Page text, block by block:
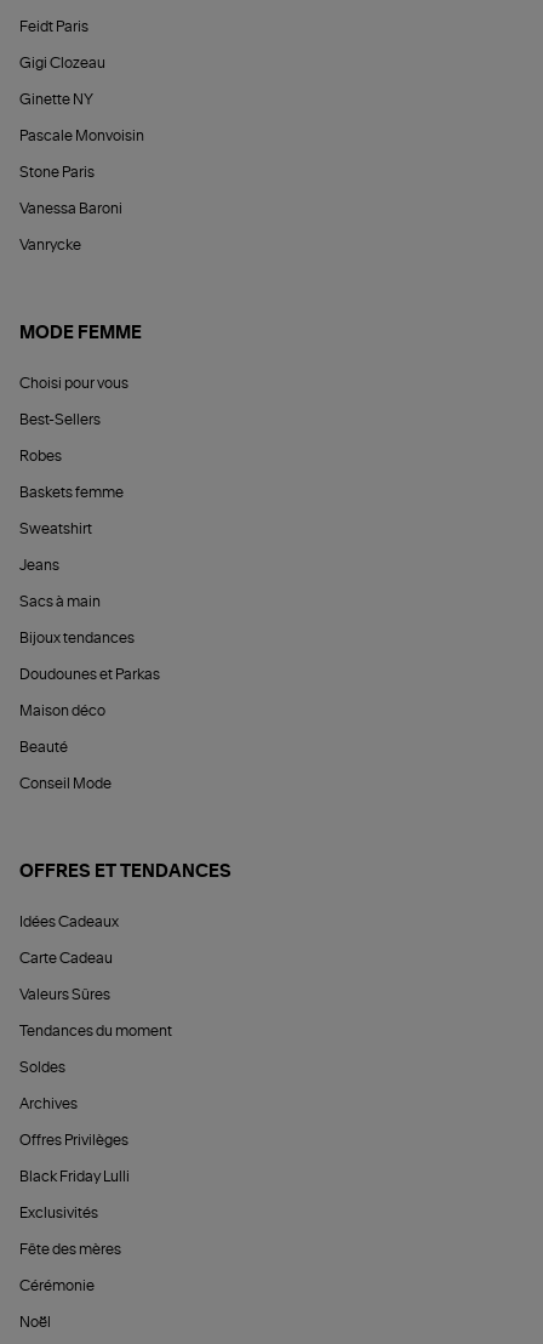
Feidt Paris
Gigi Clozeau
Ginette NY
Pascale Monvoisin
Stone Paris
Vanessa Baroni
Vanrycke
MODE FEMME
Choisi pour vous
Best-Sellers
Robes
Baskets femme
Sweatshirt
Jeans
Sacs à main
Bijoux tendances
Doudounes et Parkas
Maison déco
Beauté
Conseil Mode
OFFRES ET TENDANCES
Idées Cadeaux
Carte Cadeau
Valeurs Sûres
Tendances du moment
Soldes
Archives
Offres Privilèges
Black Friday Lulli
Exclusivités
Fête des mères
Cérémonie
Noël